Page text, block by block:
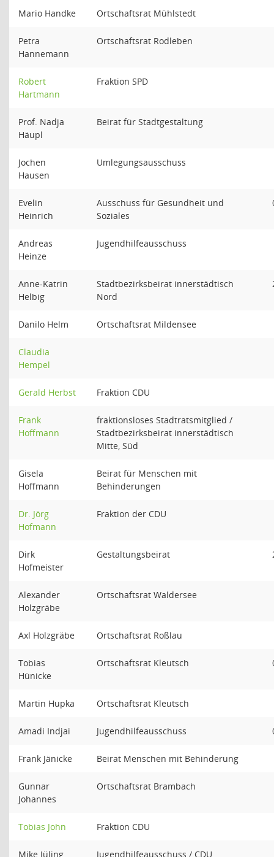
Mario Handke Ortschaftsrat Mühlstedt
Petra
Hannemann
Ortschaftsrat Rodleben
Robert
Hartmann
Fraktion SPD
Prof. Nadja
Häupl
Beirat für Stadtgestaltung
Jochen
Hausen
Umlegungsausschuss
Evelin
Heinrich
Ausschuss für Gesundheit und
Soziales
Andreas
Heinze
Jugendhilfeausschuss
Anne-Katrin
Helbig
Stadtbezirksbeirat innerstädtisch
Nord
Danilo Helm Ortschaftsrat Mildensee
Claudia
Hempel
Gerald Herbst Fraktion CDU
Frank
Hoffmann
fraktionsloses Stadtratsmitglied /
Stadtbezirksbeirat innerstädtisch
Mitte, Süd
Gisela
Hoffmann
Beirat für Menschen mit
Behinderungen
Dr. Jörg
Hofmann
Fraktion der CDU
Dirk
Hofmeister
Gestaltungsbeirat
Alexander
Holzgräbe
Ortschaftsrat Waldersee
Axl Holzgräbe Ortschaftsrat Roßlau
Tobias
Hünicke
Ortschaftsrat Kleutsch
Martin Hupka Ortschaftsrat Kleutsch
Amadi Indjai Jugendhilfeausschuss
Frank Jänicke Beirat Menschen mit Behinderung
Gunnar
Johannes
Ortschaftsrat Brambach
Tobias John Fraktion CDU
Mike Jüling Jugendhilfeausschuss / CDU